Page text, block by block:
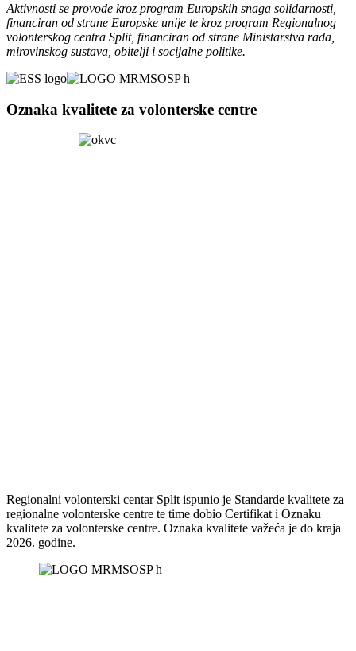
Aktivnosti se provode kroz program Europskih snaga solidarnosti,
financiran od strane Europske unije te kroz program Regionalnog
volonterskog centra Split, financiran od strane Ministarstva rada,
mirovinskog sustava, obitelji i socijalne politike.
Oznaka kvalitete za volonterske centre
Regionalni volonterski centar Split ispunio je Standarde kvalitete za
regionalne volonterske centre te time dobio Certifikat i Oznaku
kvalitete za volonterske centre. Oznaka kvalitete važeća je do kraja
2026. godine.